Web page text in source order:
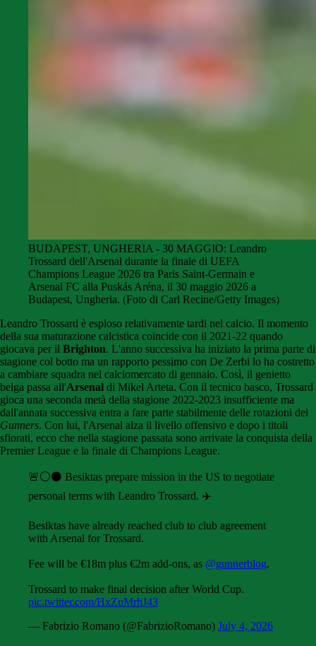
BUDAPEST, UNGHERIA - 30 MAGGIO: Leandro
Trossard dell'Arsenal durante la finale di UEFA
Champions League 2026 tra Paris Saint-Germain e
Arsenal FC alla Puskás Aréna, il 30 maggio 2026 a
Budapest, Ungheria. (Foto di Carl Recine/Getty Images)
Leandro Trossard è esploso relativamente tardi nel calcio. Il momento
della sua maturazione calcistica coincide con il 2021-22 quando
giocava per il Brighton. L'anno successiva ha iniziato la prima parte di
stagione col botto ma un rapporto pessimo con De Zerbi lo ha costretto
a cambiare squadra nel calciomercato di gennaio. Così, il genietto
belga passa all'Arsenal di Mikel Arteta. Con il tecnico basco, Trossard
gioca una seconda metà della stagione 2022-2023 insufficiente ma
dall'annata successiva entra a fare parte stabilmente delle rotazioni dei
Gunners. Con lui, l'Arsenal alza il livello offensivo e dopo i titoli
sfiorati, ecco che nella stagione passata sono arrivate la conquista della
Premier League e la finale di Champions League.
🚨⚪️⚫️ Besiktas prepare mission in the US to negotiate
personal terms with Leandro Trossard. ✈️
Besiktas have already reached club to club agreement
with Arsenal for Trossard.
Fee will be €18m plus €2m add-ons, as @gunnerblog.
Trossard to make final decision after World Cup.
pic.twitter.com/HxZuMrhJ43
— Fabrizio Romano (@FabrizioRomano) July 4, 2026